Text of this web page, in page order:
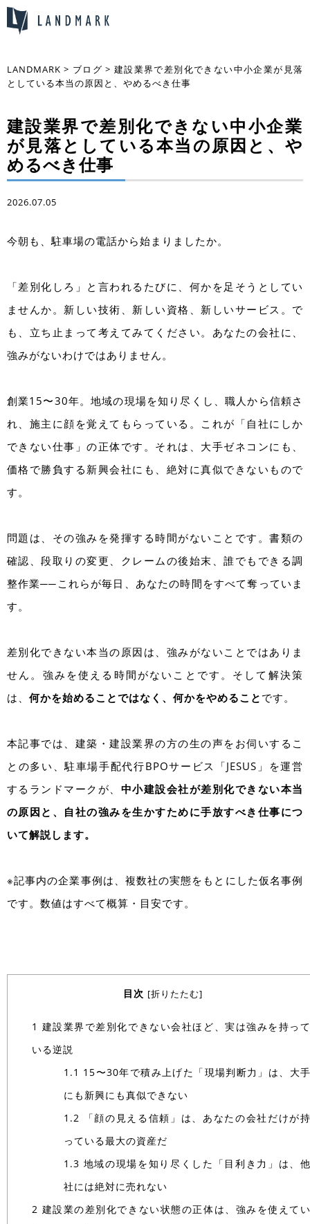
LANDMARK > ブログ > 建設業界で差別化できない中小企業が見落
としている本当の原因と、やめるべき仕事
建設業界で差別化できない中小企業
が見落としている本当の原因と、や
めるべき仕事
2026.07.05
今朝も、駐車場の電話から始まりましたか。
「差別化しろ」と言われるたびに、何かを足そうとしてい
ませんか。新しい技術、新しい資格、新しいサービス。で
も、立ち止まって考えてみてください。あなたの会社に、
強みがないわけではありません。
創業15〜30年。地域の現場を知り尽くし、職人から信頼さ
れ、施主に顔を覚えてもらっている。これが「自社にしか
できない仕事」の正体です。それは、大手ゼネコンにも、
価格で勝負する新興会社にも、絶対に真似できないもので
す。
問題は、その強みを発揮する時間がないことです。書類の
確認、段取りの変更、クレームの後始末、誰でもできる調
整作業──これらが毎日、あなたの時間をすべて奪っていま
す。
差別化できない本当の原因は、強みがないことではありま
せん。強みを使える時間がないことです。そして解決策
は、 何かを始めることではなく、何かをやめること です。
本記事では、建築・建設業界の方の生の声をお伺いするこ
との多い、駐車場手配代行BPOサービス「JESUS」を運営
するランドマークが、 中小建設会社が差別化できない本当
の原因と、自社の強みを生かすために手放すべき仕事につ
いて解説します。
※記事内の企業事例は、複数社の実態をもとにした仮名事例
です。数値はすべて概算・目安です。
目次 [折りたたむ]
1 建設業界で差別化できない会社ほど、実は強みを持って
いる逆説
1.1 15〜30年で積み上げた「現場判断力」は、大手
にも新興にも真似できない
1.2 「顔の見える信頼」は、あなたの会社だけが持
っている最大の資産だ
1.3 地域の現場を知り尽くした「目利き力」は、他
社には絶対に売れない
2 建設業の差別化できない状態の正体は、強みを使えてい